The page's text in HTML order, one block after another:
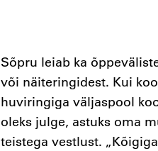
Sõpru leiab ka
või näiteringidest. Kui
huviringiga väljaspool
oleks julge, astuks oma
teistega vestlust.